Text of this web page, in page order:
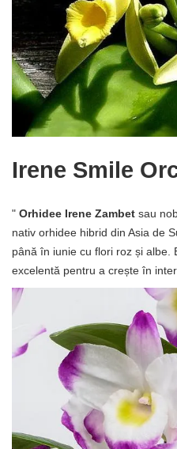
Irene Smile
" Orhidee Irene Zambet sau
nativ orhidee hibrid din Asia de
până în iunie cu flori roz și albe.
excelentă pentru a crește în